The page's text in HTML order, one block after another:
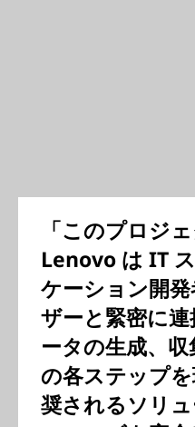
「このプロジ
Lenovo は IT
ケーション開
ザーと緊密に
ータの生成、
の各ステップ
奨されるソリ